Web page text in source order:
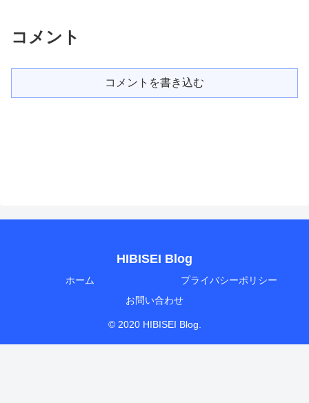
コメント
コメントを書き込む
HIBISEI Blog
ホーム
プライバシーポリシー
お問い合わせ
© 2020 HIBISEI Blog.